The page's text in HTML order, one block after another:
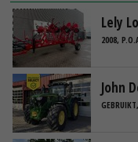
Lely
2008,
John